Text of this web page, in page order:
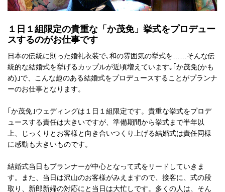
１日１組限定の貴重な「か茂免」挙式をプロデュー
スするのがお仕事です
日本の伝統に則った婚礼衣装で､和の雰囲気の挙式を……そんな伝
統的な結婚式を挙げるカップルが近頃増えています｡｢か茂免(かも
め)｣で、こんな趣のある結婚式をプロデュースすることがプランナ
ーのお仕事となります。
｢か茂免｣ウェディングは１日１組限定です。貴重な挙式をプロデ
ュースする責任は大きいですが、準備期間から挙式まで半年以
上、じっくりとお客様と向き合いつくり上げる結婚式は責任同様
に感動も大きいものです。
結婚式当日もプランナーが中心となって式をリードしていきま
す。また、当日は沢山のお客様がみえますので、接客に、式の段
取り、新郎新婦の対応にと当日は大忙しです。多くの人は、そん